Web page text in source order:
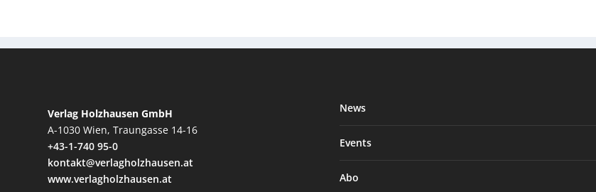
Verlag Holzhausen GmbH
A-1030 Wien, Traungasse 14-16
+43-1-740 95-0
kontakt@verlagholzhausen.at
www.verlagholzhausen.at
News
Events
Abo